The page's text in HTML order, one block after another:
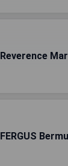
Reverence
FERGUS